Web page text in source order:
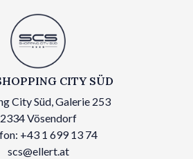
CITY SÜD
City Süd, Galerie 253
2334 Vösendorf
+43 1 699 13 74
scs@ellert.at